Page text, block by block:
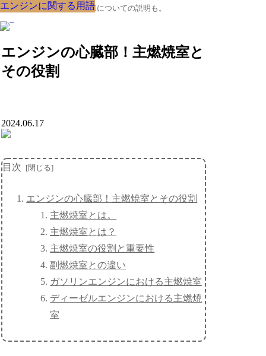
クルマの大辞典、購入･売却についての説明も。
エンジンの心臓部！主燃焼室と
その役割
エンジンに関する用語
2024.06.17
目次
エンジンの心臓部！主燃焼室とその役割
主燃焼室とは。
主燃焼室とは？
主燃焼室の役割と重要性
副燃焼室との違い
ガソリンエンジンにおける主燃焼室
ディーゼルエンジンにおける主燃焼
室
エンジンに関する用語
エンジンに関する用語
エンジンに関する用語
エンジンに関する用語
エンジンに関する用語
エンジンに関する用語
エンジンに関する用語
エンジンに関する用語